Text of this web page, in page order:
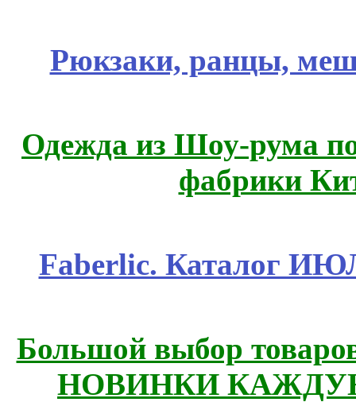
Рюкзаки, ранцы,
Одежда из Шоу-рума
фабрики
Faberlic. Каталог
Большой выбор
НОВИНКИ